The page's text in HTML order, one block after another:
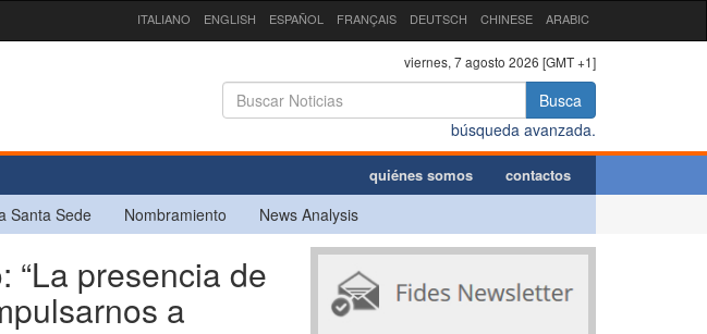
ITALIANO ENGLISH ESPAÑOL FRANÇAIS DEUTSCH CHINESE ARABIC
viernes, 7 agosto 2026 [GMT +1]
Busca
búsqueda avanzada.
quiénes somos contactos
Santa Sede Nombramiento News Analysis
“La presencia de
a